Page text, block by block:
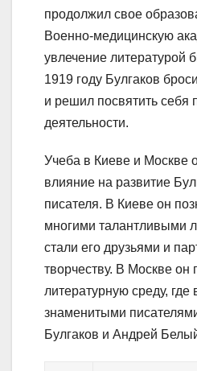
продолжил свое
Военно-медицинскую
увлечение литературой
1919 году Булгаков
и решил посвятить себя
деятельности.
Учеба в Киеве и Москве
влияние на развитие
писателя. В Киеве он
многими талантливыми
стали его друзьями и
творчеству. В Москве он
литературную среду, где
знаменитыми
Булгаков и Андрей